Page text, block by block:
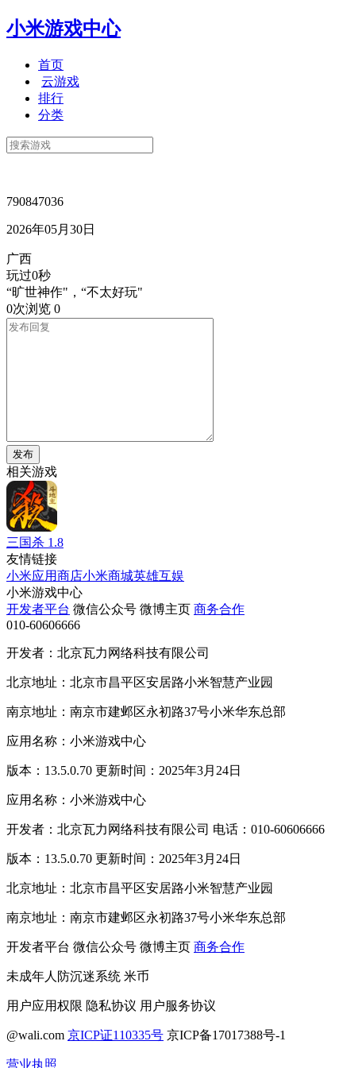
小米游戏中心
首页
云游戏
排行
分类
790847036
2026年05月30日
广西
玩过0秒
“旷世神作"，“不太好玩"
0次浏览 0
发布
相关游戏
三国杀 1.8
友情链接
小米应用商店小米商城英雄互娱
小米游戏中心
开发者平台 微信公众号 微博主页 商务合作
010-60606666
开发者：北京瓦力网络科技有限公司
北京地址：北京市昌平区安居路小米智慧产业园
南京地址：南京市建邺区永初路37号小米华东总部
应用名称：小米游戏中心
版本：13.5.0.70 更新时间：2025年3月24日
应用名称：小米游戏中心
开发者：北京瓦力网络科技有限公司 电话：010-60606666
版本：13.5.0.70 更新时间：2025年3月24日
北京地址：北京市昌平区安居路小米智慧产业园
南京地址：南京市建邺区永初路37号小米华东总部
开发者平台 微信公众号 微博主页 商务合作
未成年人防沉迷系统 米币
用户应用权限 隐私协议 用户服务协议
@wali.com 京ICP证110335号 京ICP备17017388号-1
营业执照